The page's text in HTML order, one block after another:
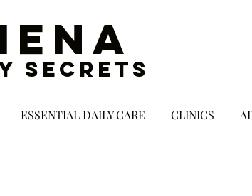
SECRETS
ESSENTIAL DAILY CARE CLINICS